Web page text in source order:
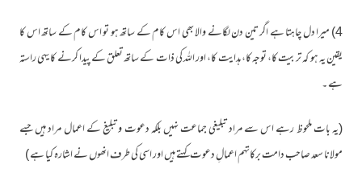
4) میرا دل چاہتا ہے اگر تین دن لگانے والا بھی اس کام کے ساتھ ہو تو اس کام کے ساتھ اس کا
یقین یہ ہو کہ تربیت کا، توجہ کا، ہدایت کا، اور اللہ کی ذات کے ساتھ تعلق کے پیدا کرنے کا یہی راستہ
ہے ۔
(یہ بات ملحوظ رہے اس سے مراد تبلیغی جماعت نہیں بلکہ دعوت و تبلیغ کے اعمال مراد ہیں جسے
مولانا سعد صاحب دامت برکاتہم اعمالِ دعوت کہتے ہیں اور اسی کی طرف انھوں نے اشارہ کیا ہے )